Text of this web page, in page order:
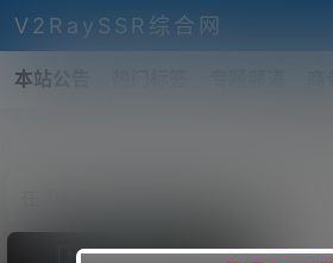
V2RaySSR综合网
本站公告